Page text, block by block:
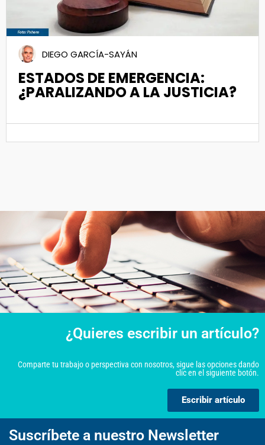
DIEGO GARCÍA-SAYÁN
ESTADOS DE EMERGENCIA:
¿PARALIZANDO A LA JUSTICIA?
¿Quieres escribir un artículo?
Comparte tu trabajo o perspectiva con nosotros, sigue las opciones dando
clic en el siguiente botón.
Escribir artículo
Suscríbete a nuestro Newsletter